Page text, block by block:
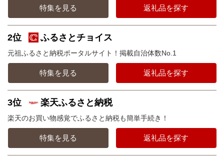
特集を見る 返礼品を探す
2位 ふるさとチョイス
元祖ふるさと納税ポータルサイト！掲載自治体数No.1
特集を見る 返礼品を探す
3位 楽天ふるさと納税
楽天のお買い物感覚でふるさと納税も簡単手続き！
特集を見る 返礼品を探す